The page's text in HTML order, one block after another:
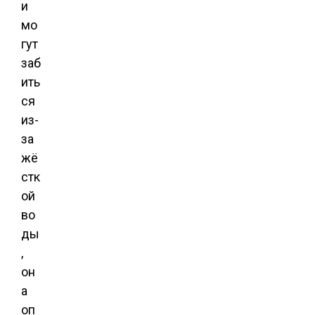
и
мо
гут
заб
ить
ся
из-
за
жё
стк
ой
во
ды
,
он
а
оп